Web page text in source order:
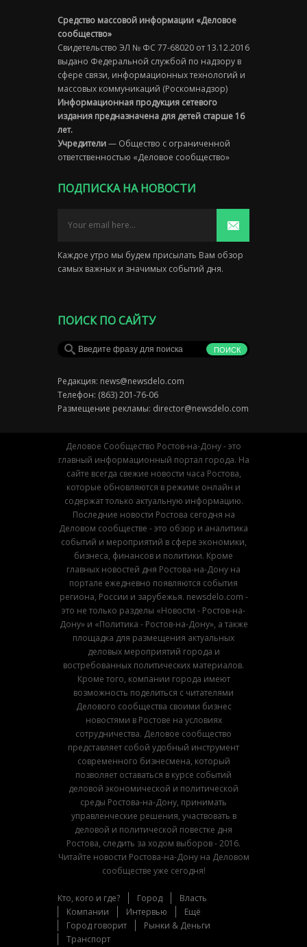
Средство массовой информации «Деловое
сообщество»
Свидетельство ЭЛ № ФС 77-68020 от 13.12.2016
выдано Федеральной службой по надзору в
сфере связи, информационных технологий и
массовых коммуникаций (Роскомнадзор)
Информационная продукция сетевого
издания предназначена для детей старше 16
лет.
Учредители— Общество с ограниченной
ответственностью «Деловое сообщество»
ПОДПИСКА НА НОВОСТИ
Каждое утро мы будем присылать Вам обзор
самых важных и значимых событий дня.
ПОИСК ПО САЙТУ
Редакция: news@newsdelo.com
Телефон: (863) 201-76-06
Размещение рекламы: director@newsdelo.com
Деловое Сообщество Ростов-на-Дону - это
главный информационный портал города. На
сайте всегда свежие новости часа Ростова,
которые обновляются в режиме онлайн и
содержат только актуальную информацию.
Последние новости Ростова сегодня на
Деловом сообществе - это обзор и аналитика
событий и мероприятий в сфере экономики,
бизнеса, финансов и политики. Кроме
главных новостей дня Ростова-на-Дону на
портале ежедневно появляются события
региона, России и зарубежья. newsdelo.com -
это не только разделы «Новости - Ростов-на-
Дону» и «Политика - Ростов-на-Дону», а также
площадка для размещения актуальных
деловых мероприятий города и
востребованных политических материалов.
Кроме того, компании города имеют
возможность поделиться с читателями
Делового сообщества своими бизнес
новостями в Ростове на условиях
сотрудничества. Деловое сообщество
представляет собой удобный инструмент
современного бизнесмена, который
позволяет оставаться в курсе событий
деловой экономической и политической
среды Ростова-на-Дону, принимать
управленческие решения, участвовать в
деловой и политической повестке дня
Ростова, следить за ходом выборов - 2016.
Читайте новости Ростова-на-Дону на Деловом
сообществе уже сегодня!
Кто, кого и где? Город
Власть
Компании
Интервью
Ещё
Город говорит
Рынки & Деньги
Транспорт